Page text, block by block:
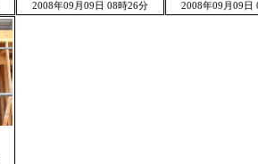
2008年09月09日 08時26分 2008年09月09日